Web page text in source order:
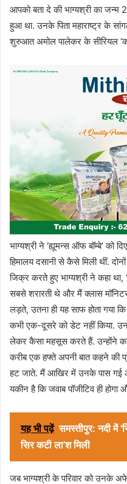
आपको बता दे की भाग्यश्री का जन्म
हुआ था. उनके पिता महाराष्ट्र के
शुरुआत अमोल पालेकर के सीरियल
भाग्यश्री ने ‘ह्यूमन्स ऑफ बॉम्बे’ को
हिमालय दसानी से कैसे मिली थीं.
जिक्र करते हुए भाग्यश्री ने कहा
सबसे शरारती थे और मैं क्लास
लड़ते, उतना ही यह साफ होता गया
कभी एक-दूसरे को डेट नहीं किया.
लेकर कैसा महसूस करते हैं. उन्होंने
करीब एक हफ्ते अपनी बात कहने की
हट जाते. मैं आखिर में उनके पास गई
यकीन है कि जवाब पॉजीटिव ही
यह भी पढ़ें समस्तीपुर: नदी में
सिर कटी ला’श मिली
जब भाग्यश्री के परिवार को उनके